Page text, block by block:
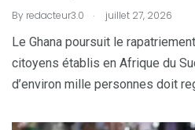
By redacteur3.0 . juillet 27, 2026
Le Ghana poursuit le
citoyens établis en Afrique du
d’environ mille personnes doit